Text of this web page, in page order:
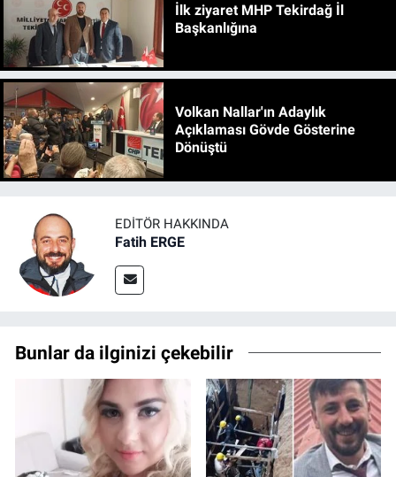
İlk ziyaret MHP Tekirdağ İl
Başkanlığına
Volkan Nallar'ın Adaylık
Açıklaması Gövde Gösterine
Dönüştü
EDITÖR HAKKINDA
Fatih ERGE
Bunlar da ilginizi çekebilir